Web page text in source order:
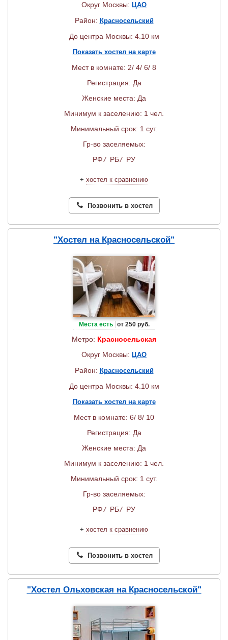
Округ Москвы: ЦАО
Район: Красносельский
До центра Москвы: 4.10 км
Показать хостел на карте
Мест в комнате: 2/ 4/ 6/ 8
Регистрация: Да
Женские места: Да
Минимум к заселению: 1 чел.
Минимальный срок: 1 сут.
Гр-во заселяемых:
РФ/ РБ/ РУ
+ хостел к сравнению
Позвонить в хостел
"Хостел на Красносельской"
Места есть от 250 руб.
Метро: Красносельская
Округ Москвы: ЦАО
Район: Красносельский
До центра Москвы: 4.10 км
Показать хостел на карте
Мест в комнате: 6/ 8/ 10
Регистрация: Да
Женские места: Да
Минимум к заселению: 1 чел.
Минимальный срок: 1 сут.
Гр-во заселяемых:
РФ/ РБ/ РУ
+ хостел к сравнению
Позвонить в хостел
"Хостел Ольховская на Красносельской"